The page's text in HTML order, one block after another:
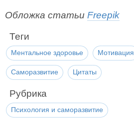
Обложка статьи Freepik
Теги
Ментальное здоровье Мотивация
Саморазвитие Цитаты
Рубрика
Психология и саморазвитие